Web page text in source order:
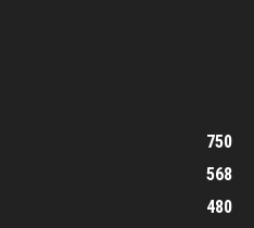
750
568
480